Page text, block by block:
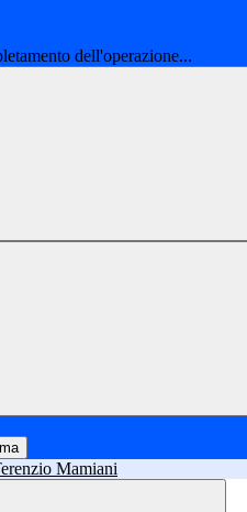
dell'operazione...